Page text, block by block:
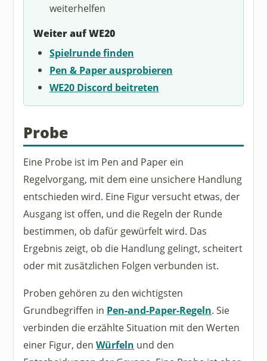
weiterhelfen
Weiter auf WE20
Spielrunde finden
Pen & Paper ausprobieren
WE20 Discord beitreten
Probe
Eine Probe ist im Pen and Paper ein
Regelvorgang, mit dem eine unsichere Handlung
entschieden wird. Eine Figur versucht etwas, der
Ausgang ist offen, und die Regeln der Runde
bestimmen, ob dafür gewürfelt wird. Das
Ergebnis zeigt, ob die Handlung gelingt, scheitert
oder mit zusätzlichen Folgen verbunden ist.
Proben gehören zu den wichtigsten
Grundbegriffen in Pen-and-Paper-Regeln. Sie
verbinden die erzählte Situation mit den Werten
einer Figur, denWürfeln und den